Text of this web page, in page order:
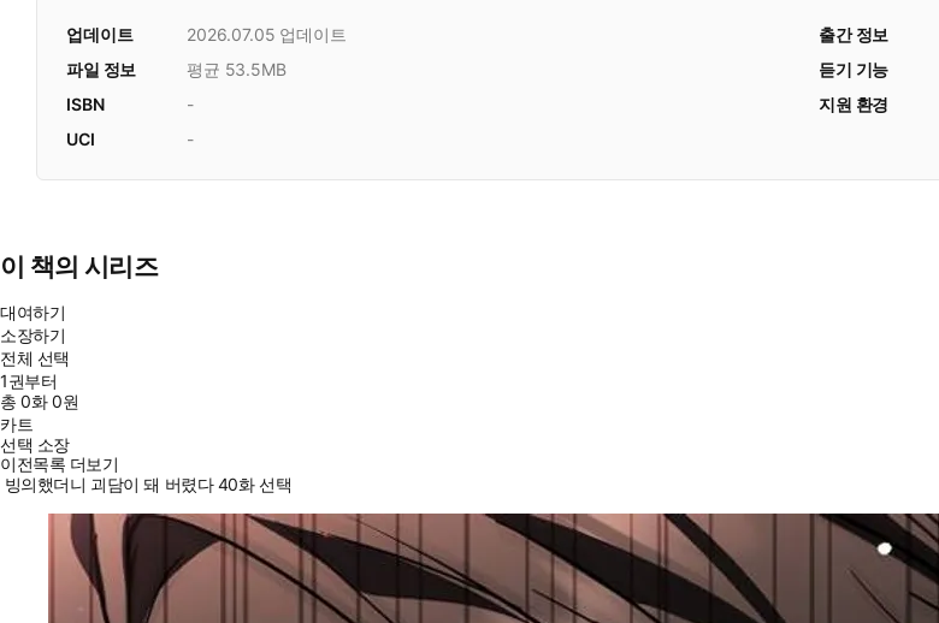
업데이트 2026.07.05 업데이트 출간 정보
듣기 기능
파일 정보
평균 53.5MB
지원 환경
ISBN
-
UCI
-
이 책의 시리즈
대여하기
소장하기
전체 선택
1권부터
총0화0원
카트
선택 소장
이전목록 더보기
빙의했더니 괴담이 돼 버렸다 40화 선택